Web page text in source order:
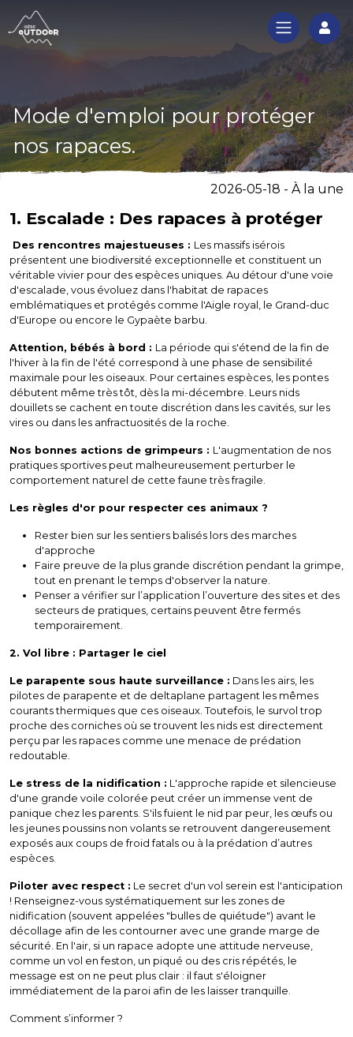
Mode d'emploi pour protéger
nos rapaces.
2026-05-18 - À la une
1. Escalade : Des rapaces à protéger
Des rencontres majestueuses : Les massifs isérois
présentent une biodiversité exceptionnelle et constituent un
véritable vivier pour des espèces uniques. Au détour d'une voie
d'escalade, vous évoluez dans l'habitat de rapaces
emblématiques et protégés comme l'Aigle royal, le Grand-duc
d'Europe ou encore le Gypaète barbu.
Attention, bébés à bord : La période qui s'étend de la fin de
l'hiver à la fin de l'été correspond à une phase de sensibilité
maximale pour les oiseaux. Pour certaines espèces, les pontes
débutent même très tôt, dès la mi-décembre. Leurs nids
douillets se cachent en toute discrétion dans les cavités, sur les
vires ou dans les anfractuosités de la roche.
Nos bonnes actions de grimpeurs : L'augmentation de nos
pratiques sportives peut malheureusement perturber le
comportement naturel de cette faune très fragile.
Les règles d'or pour respecter ces animaux ?
Rester bien sur les sentiers balisés lors des marches
d'approche
Faire preuve de la plus grande discrétion pendant la grimpe,
tout en prenant le temps d'observer la nature.
Penser a vérifier sur l’application l’ouverture des sites et des
secteurs de pratiques, certains peuvent être fermés
temporairement.
2. Vol libre : Partager le ciel
Le parapente sous haute surveillance : Dans les airs, les
pilotes de parapente et de deltaplane partagent les mêmes
courants thermiques que ces oiseaux. Toutefois, le survol trop
proche des corniches où se trouvent les nids est directement
perçu par les rapaces comme une menace de prédation
redoutable.
Le stress de la nidification : L'approche rapide et silencieuse
d'une grande voile colorée peut créer un immense vent de
panique chez les parents. S'ils fuient le nid par peur, les œufs ou
les jeunes poussins non volants se retrouvent dangereusement
exposés aux coups de froid fatals ou à la prédation d’autres
espèces.
Piloter avec respect : Le secret d'un vol serein est l'anticipation
! Renseignez-vous systématiquement sur les zones de
nidification (souvent appelées "bulles de quiétude") avant le
décollage afin de les contourner avec une grande marge de
sécurité. En l'air, si un rapace adopte une attitude nerveuse,
comme un vol en feston, un piqué ou des cris répétés, le
message est on ne peut plus clair : il faut s'éloigner
immédiatement de la paroi afin de les laisser tranquille.
Comment s’informer ?